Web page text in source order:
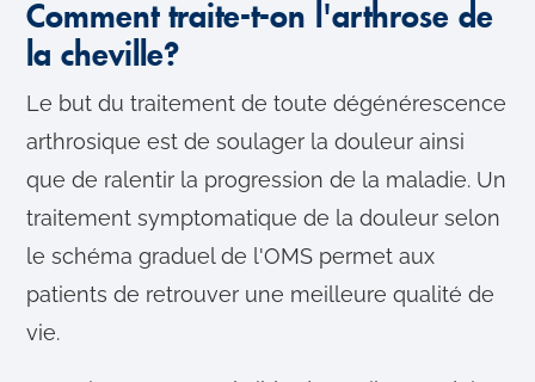
Comment traite-t-on l'arthrose de
la cheville?
Le but du traitement de toute dégénérescence
arthrosique est de soulager la douleur ainsi
que de ralentir la progression de la maladie. Un
traitement symptomatique de la douleur selon
le schéma graduel de l'OMS permet aux
patients de retrouver une meilleure qualité de
vie.